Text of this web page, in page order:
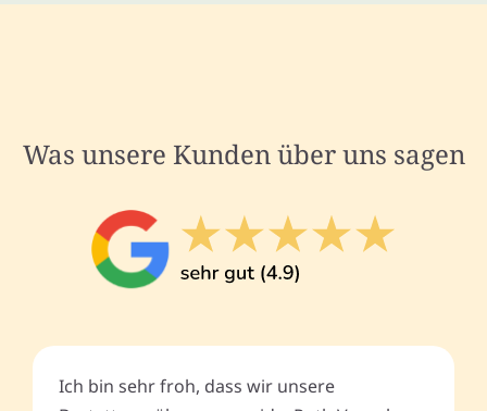
Was unsere Kunden über uns sagen
Ich bin sehr froh, dass wir unsere